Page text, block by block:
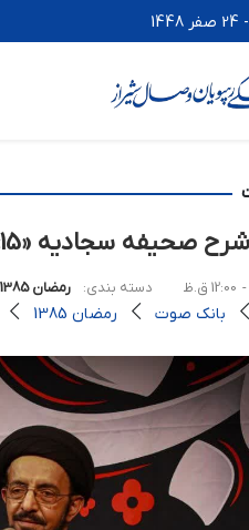
سجادیه «15» [رمضان85]
- 12:00 ق.ظ دسته بندی: رمضان 1385
بانک صوت رمضان 1385